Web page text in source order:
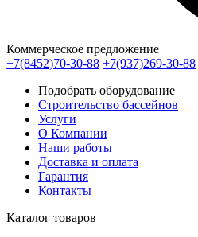
Коммерческое предложение
+7(8452)70-30-88 +7(937)269-30-88
Подобрать оборудование
Строительство бассейнов
Услуги
О Компании
Наши работы
Доставка и оплата
Гарантия
Контакты
Каталог товаров